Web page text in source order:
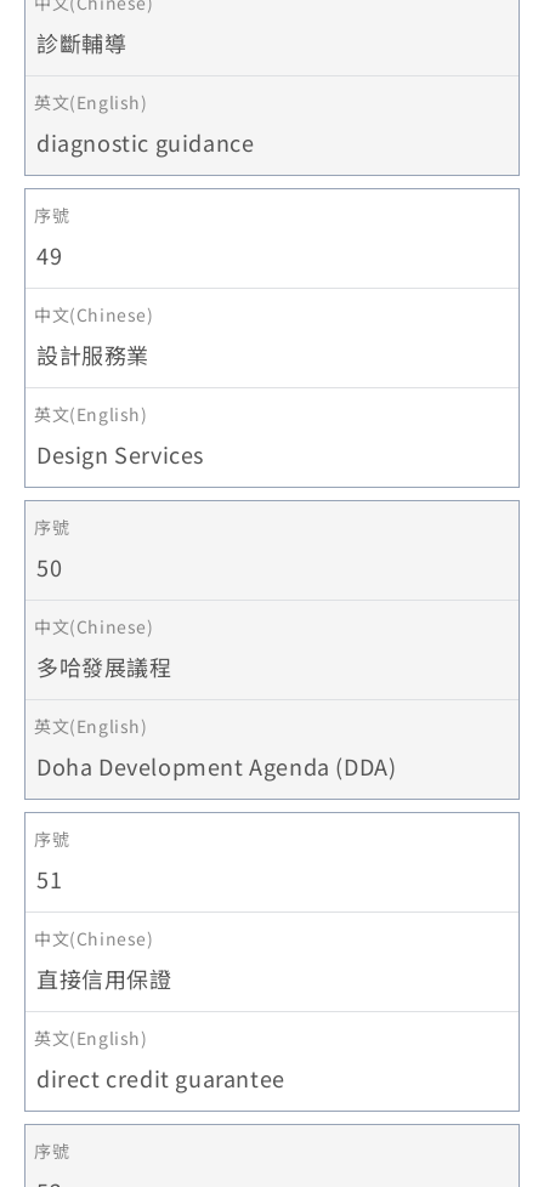
診斷輔導
diagnostic guidance
49
設計服務業
Design Services
50
多哈發展議程
Doha Development Agenda (DDA)
51
直接信用保證
direct credit guarantee